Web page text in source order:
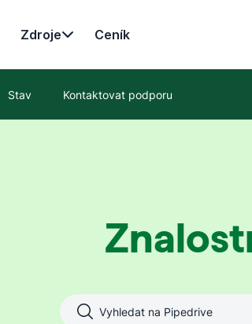
Zdroje Ceník
Stav Kontaktovat podporu